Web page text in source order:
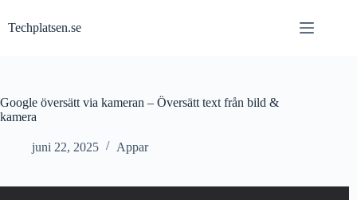
till
innehåll
Techplatsen.se
Google översätt via kameran – Översätt text från bild &
kamera
juni 22, 2025 Appar